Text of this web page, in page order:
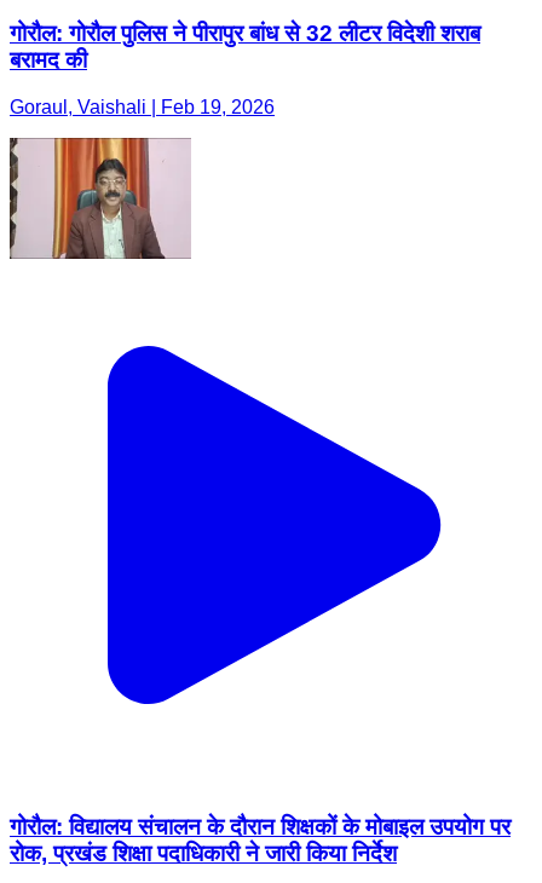
गोरौल: गोरौल पुलिस ने पीरापुर बांध से 32 लीटर विदेशी शराब
बरामद की
Goraul, Vaishali | Feb 19, 2026
गोरौल: विद्यालय संचालन के दौरान शिक्षकों के मोबाइल उपयोग पर
रोक, प्रखंड शिक्षा पदाधिकारी ने जारी किया निर्देश